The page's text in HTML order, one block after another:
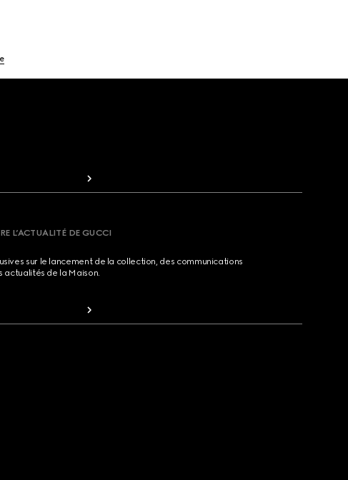
L’ACTUALITÉ DE GUCCI
sur le lancement de la collection, des communications
actualités de la Maison.